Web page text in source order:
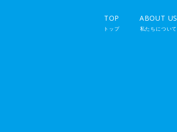
TOP
トップ
ABOUT US
私たちについて